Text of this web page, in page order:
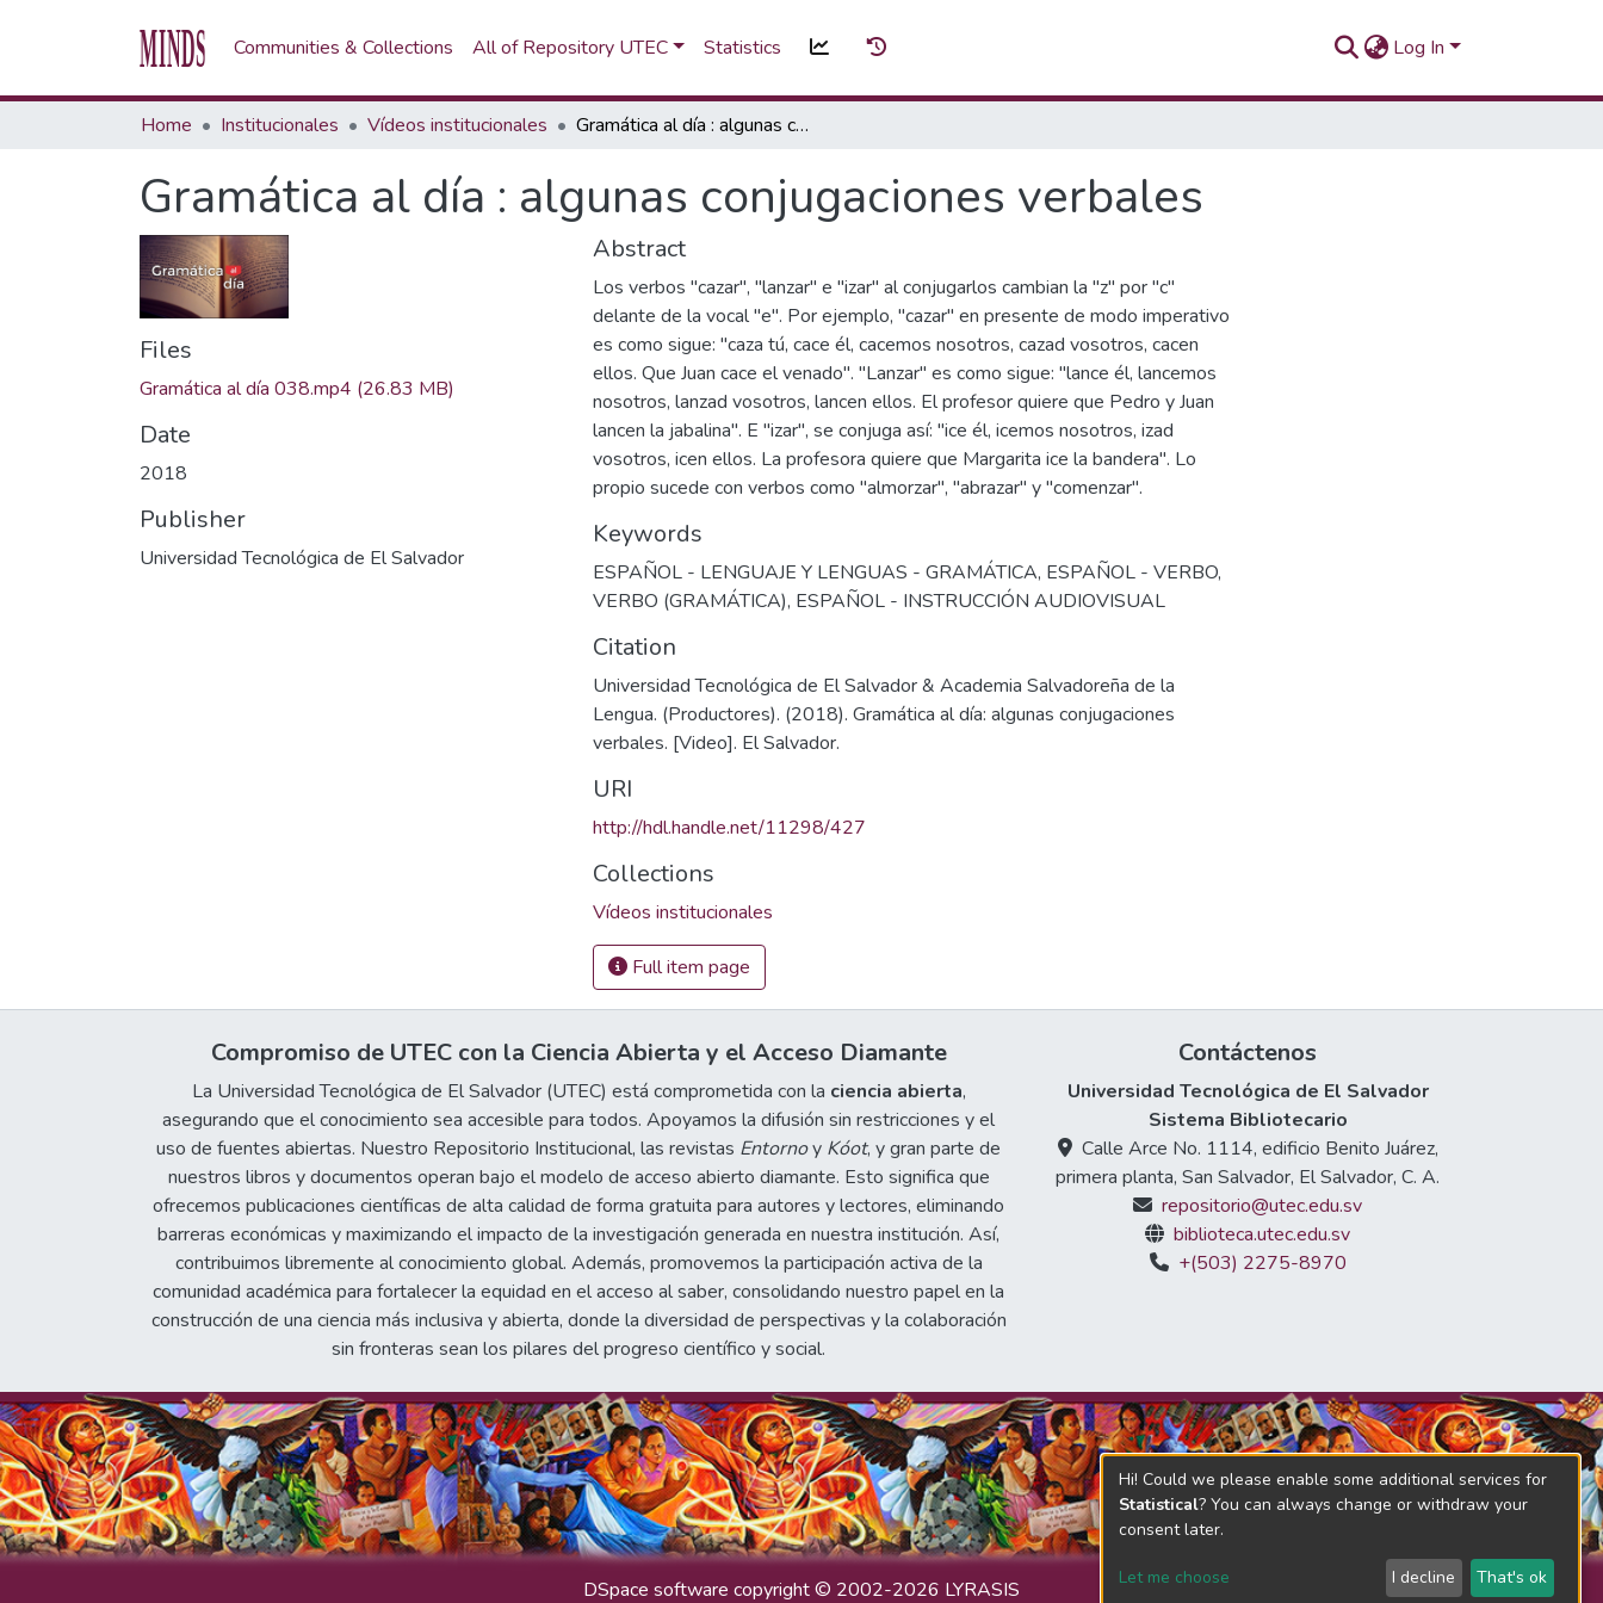
Communities & Collections All of Repository UTEC Statistics Log In
Home Institucionales Vídeos institucionales Gramática al día : algunas conjugaciones verbales
Gramática al día : algunas conjugaciones verbales
Files
Gramática al día 038.mp4 (26.83 MB)
Date
2018
Publisher
Universidad Tecnológica de El Salvador
Abstract
Los verbos "cazar", "lanzar" e "izar" al conjugarlos cambian la "z" por "c"
delante de la vocal "e". Por ejemplo, "cazar" en presente de modo imperativo
es como sigue: "caza tú, cace él, cacemos nosotros, cazad vosotros, cacen
ellos. Que Juan cace el venado". "Lanzar" es como sigue: "lance él, lancemos
nosotros, lanzad vosotros, lancen ellos. El profesor quiere que Pedro y Juan
lancen la jabalina". E "izar", se conjuga así: "ice él, icemos nosotros, izad
vosotros, icen ellos. La profesora quiere que Margarita ice la bandera". Lo
propio sucede con verbos como "almorzar", "abrazar" y "comenzar".
Keywords
ESPAÑOL - LENGUAJE Y LENGUAS - GRAMÁTICA, ESPAÑOL - VERBO,
VERBO (GRAMÁTICA), ESPAÑOL - INSTRUCCIÓN AUDIOVISUAL
Citation
Universidad Tecnológica de El Salvador & Academia Salvadoreña de la
Lengua. (Productores). (2018). Gramática al día: algunas conjugaciones
verbales. [Video]. El Salvador.
URI
http://hdl.handle.net/11298/427
Collections
Vídeos institucionales
Full item page
Compromiso de UTEC con la Ciencia Abierta y el Acceso Diamante
La Universidad Tecnológica de El Salvador (UTEC) está comprometida con la ciencia abierta,
asegurando que el conocimiento sea accesible para todos. Apoyamos la difusión sin restricciones y el
uso de fuentes abiertas. Nuestro Repositorio Institucional, las revistas Entornoy Kóot, y gran parte de
nuestros libros y documentos operan bajo el modelo de acceso abierto diamante. Esto significa que
ofrecemos publicaciones científicas de alta calidad de forma gratuita para autores y lectores, eliminando
barreras económicas y maximizando el impacto de la investigación generada en nuestra institución. Así,
contribuimos libremente al conocimiento global. Además, promovemos la participación activa de la
comunidad académica para fortalecer la equidad en el acceso al saber, consolidando nuestro papel en la
construcción de una ciencia más inclusiva y abierta, donde la diversidad de perspectivas y la colaboración
sin fronteras sean los pilares del progreso científico y social.
Contáctenos
Universidad Tecnológica de El Salvador
Sistema Bibliotecario
Calle Arce No. 1114, edificio Benito Juárez,
primera planta, San Salvador, El Salvador, C. A.
repositorio@utec.edu.sv
biblioteca.utec.edu.sv
+(503) 2275-8970
DSpace software copyright © 2002-2026 LYRASIS
Hi! Could we please enable some additional services for
Statistical? You can always change or withdraw your
consent later.
Let me choose I decline That's ok